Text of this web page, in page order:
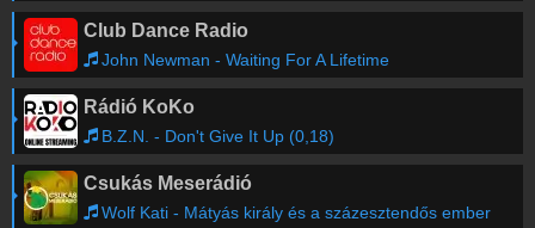
Club Dance Radio
John Newman - Waiting For A Lifetime
Rádió KoKo
B.Z.N. - Don't Give It Up (0,18)
Csukás Meserádió
Wolf Kati - Mátyás király és a százesztendős ember